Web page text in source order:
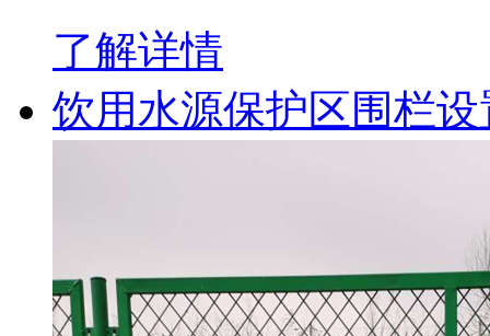
了解详情
饮用水源保护区围栏设